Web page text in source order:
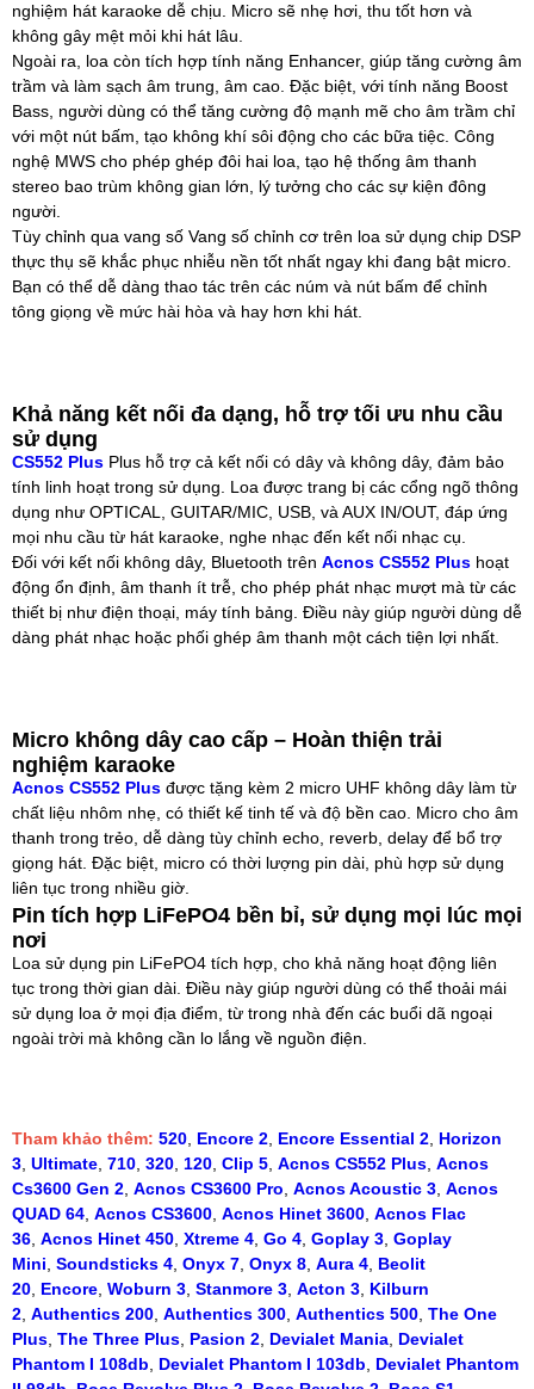
nghiệm hát karaoke dễ chịu. Micro sẽ nhẹ hơi, thu tốt hơn và
không gây mệt mỏi khi hát lâu.
Ngoài ra, loa còn tích hợp tính năng Enhancer, giúp tăng cường âm
trầm và làm sạch âm trung, âm cao. Đặc biệt, với tính năng Boost
Bass, người dùng có thể tăng cường độ mạnh mẽ cho âm trầm chỉ
với một nút bấm, tạo không khí sôi động cho các bữa tiệc. Công
nghệ MWS cho phép ghép đôi hai loa, tạo hệ thống âm thanh
stereo bao trùm không gian lớn, lý tưởng cho các sự kiện đông
người.
Tùy chỉnh qua vang số Vang số chỉnh cơ trên loa sử dụng chip DSP
thực thụ sẽ khắc phục nhiễu nền tốt nhất ngay khi đang bật micro.
Bạn có thể dễ dàng thao tác trên các núm và nút bấm để chỉnh
tông giọng về mức hài hòa và hay hơn khi hát.
Khả năng kết nối đa dạng, hỗ trợ tối ưu nhu cầu
sử dụng
CS552 Plus Plus hỗ trợ cả kết nối có dây và không dây, đảm bảo
tính linh hoạt trong sử dụng. Loa được trang bị các cổng ngõ thông
dụng như OPTICAL, GUITAR/MIC, USB, và AUX IN/OUT, đáp ứng
mọi nhu cầu từ hát karaoke, nghe nhạc đến kết nối nhạc cụ.
Đối với kết nối không dây, Bluetooth trên Acnos CS552 Plus hoạt
động ổn định, âm thanh ít trễ, cho phép phát nhạc mượt mà từ các
thiết bị như điện thoại, máy tính bảng. Điều này giúp người dùng dễ
dàng phát nhạc hoặc phối ghép âm thanh một cách tiện lợi nhất.
Micro không dây cao cấp – Hoàn thiện trải
nghiệm karaoke
Acnos CS552 Plus được tặng kèm 2 micro UHF không dây làm từ
chất liệu nhôm nhẹ, có thiết kế tinh tế và độ bền cao. Micro cho âm
thanh trong trẻo, dễ dàng tùy chỉnh echo, reverb, delay để bổ trợ
giọng hát. Đặc biệt, micro có thời lượng pin dài, phù hợp sử dụng
liên tục trong nhiều giờ.
Pin tích hợp LiFePO4 bền bỉ, sử dụng mọi lúc mọi
nơi
Loa sử dụng pin LiFePO4 tích hợp, cho khả năng hoạt động liên
tục trong thời gian dài. Điều này giúp người dùng có thể thoải mái
sử dụng loa ở mọi địa điểm, từ trong nhà đến các buổi dã ngoại
ngoài trời mà không cần lo lắng về nguồn điện.
Tham khảo thêm: 520 Encore 2 Encore Essential 2 Horizon
3 Ultimate 710 320 120 Clip 5 Acnos CS552 Plus Acnos
Cs3600 Gen 2 Acnos CS3600 Pro Acnos Acoustic 3 Acnos
QUAD 64 Acnos CS3600 Acnos Hinet 3600 Acnos Flac
36 Acnos Hinet 450 Xtreme 4 Go 4 Goplay 3 Goplay
Mini Soundsticks 4 Onyx 7 Onyx 8 Aura 4 Beolit
20 Encore Woburn 3 Stanmore 3 Acton 3 Kilburn
2 Authentics 200 Authentics 300 Authentics 500 The One
Plus The Three Plus Pasion 2 Devialet Mania Devialet
Phantom I 108db
Devialet Phantom I 103db
Devialet Phantom